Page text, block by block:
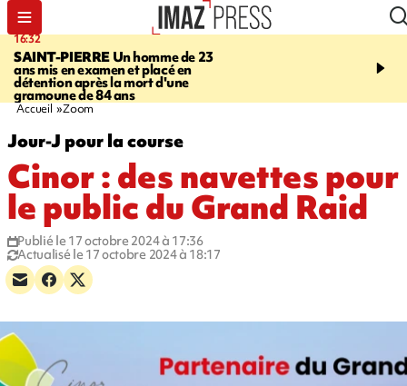
16:32
SAINT-PIERREUn homme de 23
ans mis en examen et placé en
détention après la mort d'une
gramoune de 84 ans
21:08
et Turquie scellent un
Accueil Zoom
Jour-J pour la course
Cinor : des navettes pour
le public du Grand Raid
Publié le 17 octobre 2024 à 17:36
Actualisé le 17 octobre 2024 à 18:17